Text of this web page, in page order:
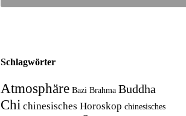
Schlagwörter
Atmosphäre Bazi Brahma Buddha
Chi chinesisches Horoskop chinesisches